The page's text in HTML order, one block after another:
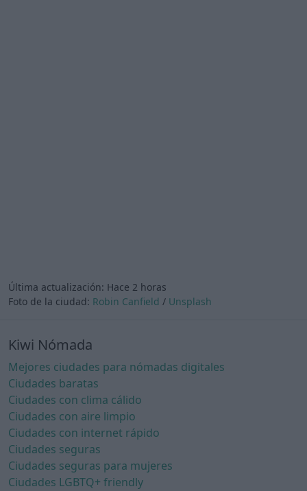
Última actualización: Hace 2 horas
Foto de la ciudad: Robin Canfield / Unsplash
Kiwi Nómada
Mejores ciudades para nómadas digitales
Ciudades baratas
Ciudades con clima cálido
Ciudades con aire limpio
Ciudades con internet rápido
Ciudades seguras
Ciudades seguras para mujeres
Ciudades LGBTQ+ friendly